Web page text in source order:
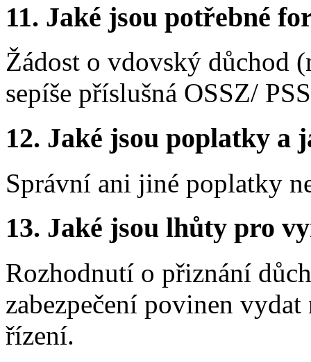
11. Jaké jsou potřebné
Žádost o vdovský důchod
sepíše příslušná OSSZ/
12. Jaké jsou poplatky a
Správní ani jiné poplatky
13. Jaké jsou lhůty pro
Rozhodnutí o přiznání
zabezpečení povinen
řízení.